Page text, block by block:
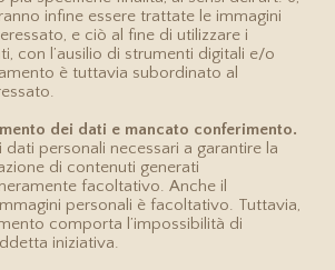
infine essere trattate le immagini
e ciò al fine di utilizzare i
con l’ausilio di strumenti digitali e/o
è tuttavia subordinato al
dei dati e mancato conferimento.
personali necessari a garantire la
di contenuti generati
facoltativo. Anche il
personali è facoltativo. Tuttavia,
comporta l’impossibilità di
iniziativa.